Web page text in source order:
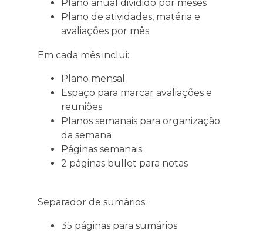
Plano anual dividido por meses
Plano de atividades, matéria e
avaliações por mês
Em cada mês inclui:
Plano mensal
Espaço para marcar avaliações e
reuniões
Planos semanais para organização
da semana
Páginas semanais
2 páginas bullet para notas
Separador de sumários:
35 páginas para sumários